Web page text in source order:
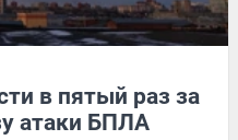
в пятый раз за
атаки БПЛА